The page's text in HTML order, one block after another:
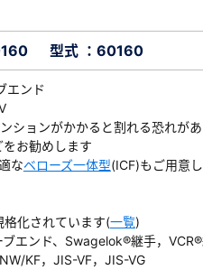
型式 ：60160
エンド
ションがかかると割れる恐れがあ
お勧めします
なベローズ一体型(ICF)もご用意
化されています(一覧)
ブエンド、Swagelok®継手，
KF，JIS-VF，JIS-VG
ドする
※メールアドレスを忘れた方は、